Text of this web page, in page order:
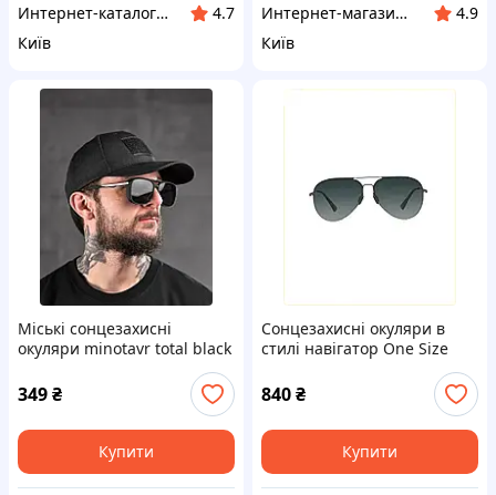
Интернет-каталог скидок "Профит плюс"
4.7
Київ
Интернет-магазин "SmartShop"
4.9
Київ
Міські сонцезахисні
окуляри minotavr total black
349₴
Купити
Сонцезахисні окуляри в
стилі навігатор One Size
840₴
Купити